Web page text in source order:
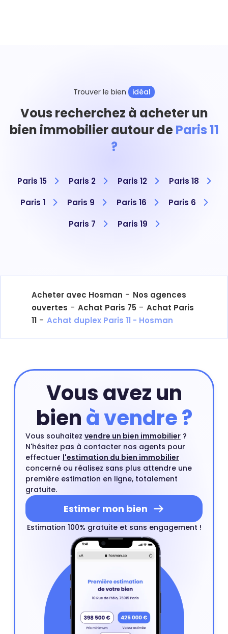
Trouver le bien idéal
Vous recherchez à acheter un
bien immobilier autour deParis 11
?
Paris 15 Paris 2 Paris 12
Paris 18
Paris 1
Paris 9 Paris 16
Paris 6
Paris 7
Paris 19
Acheter avec Hosman - Nos agences
ouvertes - Achat Paris 75 - Achat Paris
11 - Achat duplex Paris 11 - Hosman
Vous avez un
bienà vendre ?
Vous souhaitez vendre un bien immobilier ?
N'hésitez pas à contacter nos agents pour
effectuer l'estimation du bien immobilier
concerné ou réalisez sans plus attendre une
première estimation en ligne, totalement
gratuite.
Estimer mon bien
Estimation 100% gratuite et sans engagement !